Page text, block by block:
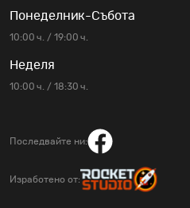
Понеделник-Събота
10:00 ч. / 19:00 ч.
Неделя
10:00 ч. / 18:30 ч.
Последвайте ни:
Изработено от: